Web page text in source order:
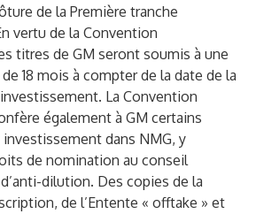
de la Première tranche
vertu de la Convention
titres de GM seront soumis à une
18 mois à compter de la date de la
La Convention
également à GM certains
dans NMG, y
de nomination au conseil
dilution. Des copies de la
de l’Entente « offtake » et